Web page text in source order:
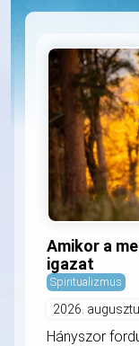
Amikor a
igazat
Spiritualizmus
2026.
Hányszor